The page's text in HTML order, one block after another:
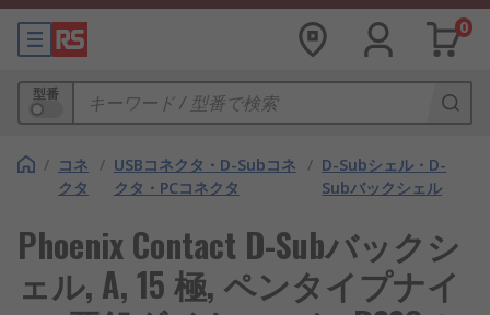
0
型番
/ コネ
クタ
/ USBコネクタ・D-Subコネ
クタ・PCコネクタ
/ D-Subシェル・D-
Subバックシェル
Phoenix Contact D-Subバックシ
ェル, A, 15 極, ペンタイプナイ